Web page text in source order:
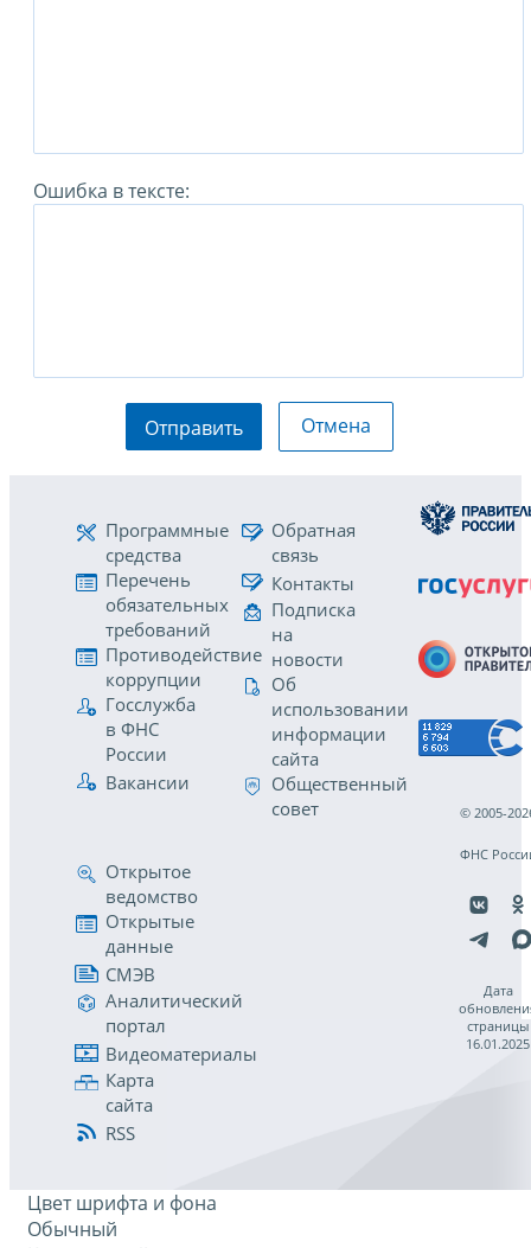
Ошибка в тексте:
Отправить Отмена
Программные
средства
Перечень
обязательных
требований
Противодействие
коррупции
Госслужба
в ФНС
России
Вакансии
Обратная
связь
Контакты
Подписка
на
новости
Об
использовании
информации
сайта
Общественный
совет
Открытое
ведомство
Открытые
данные
СМЭВ
Аналитический
портал
Видеоматериалы
Карта
сайта
RSS
© 2005-
ФНС
Дата
страницы
16.01.2025
Цвет шрифта и фона
Обычный